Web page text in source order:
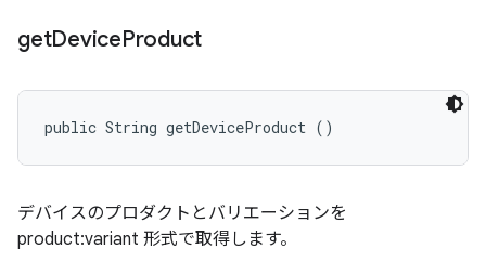
getDeviceProduct
public String getDeviceProduct ()
デバイスのプロダクトとバリエーションを
product:variant 形式で取得します。